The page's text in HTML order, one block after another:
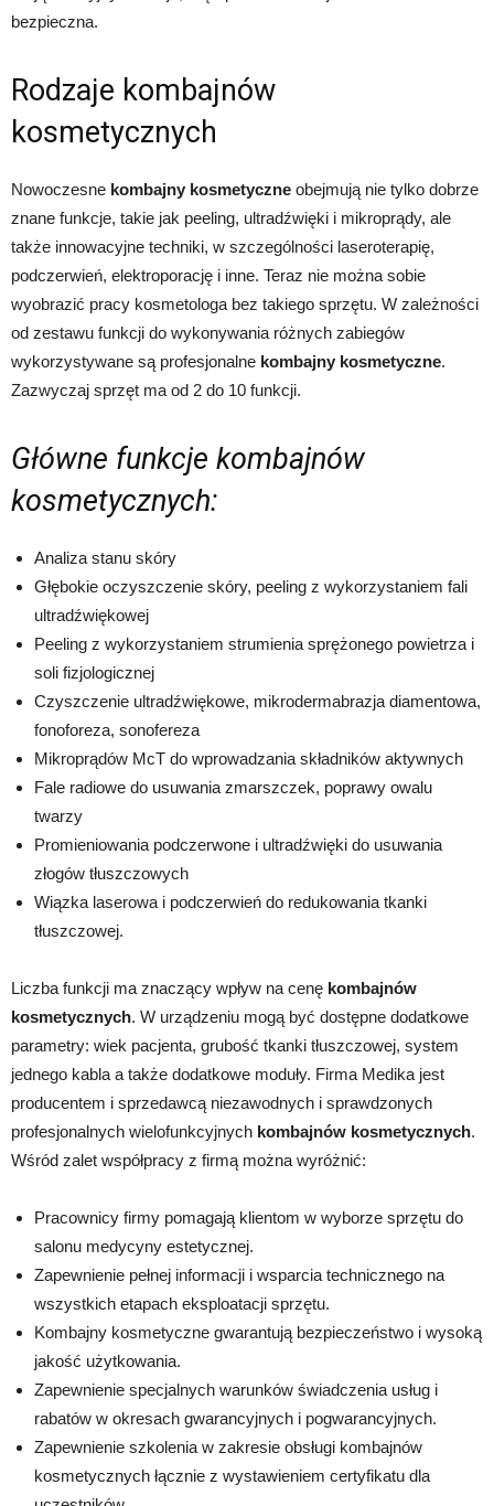
bezpieczna.
Rodzaje kombajnów
kosmetycznych
Nowoczesne kombajny kosmetyczne obejmują nie tylko dobrze
znane funkcje, takie jak peeling, ultradźwięki i mikroprądy, ale
także innowacyjne techniki, w szczególności laseroterapię,
podczerwień, elektroporację i inne. Teraz nie można sobie
wyobrazić pracy kosmetologa bez takiego sprzętu. W zależności
od zestawu funkcji do wykonywania różnych zabiegów
wykorzystywane są profesjonalne kombajny kosmetyczne.
Zazwyczaj sprzęt ma od 2 do 10 funkcji.
Główne funkcje kombajnów
kosmetycznych:
Analiza stanu skóry
Głębokie oczyszczenie skóry, peeling z wykorzystaniem fali
ultradźwiękowej
Peeling z wykorzystaniem strumienia sprężonego powietrza i
soli fizjologicznej
Czyszczenie ultradźwiękowe, mikrodermabrazja diamentowa,
fonoforeza, sonofereza
Mikroprądów McT do wprowadzania składników aktywnych
Fale radiowe do usuwania zmarszczek, poprawy owalu
twarzy
Promieniowania podczerwone i ultradźwięki do usuwania
złogów tłuszczowych
Wiązka laserowa i podczerwień do redukowania tkanki
tłuszczowej.
Liczba funkcji ma znaczący wpływ na cenę kombajnów
kosmetycznych. W urządzeniu mogą być dostępne dodatkowe
parametry: wiek pacjenta, grubość tkanki tłuszczowej, system
jednego kabla a także dodatkowe moduły. Firma Medika jest
producentem i sprzedawcą niezawodnych i sprawdzonych
profesjonalnych wielofunkcyjnych kombajnów kosmetycznych.
Wśród zalet współpracy z firmą można wyróżnić:
Pracownicy firmy pomagają klientom w wyborze sprzętu do
salonu medycyny estetycznej.
Zapewnienie pełnej informacji i wsparcia technicznego na
wszystkich etapach eksploatacji sprzętu.
Kombajny kosmetyczne gwarantują bezpieczeństwo i wysoką
jakość użytkowania.
Zapewnienie specjalnych warunków świadczenia usług i
rabatów w okresach gwarancyjnych i pogwarancyjnych.
Zapewnienie szkolenia w zakresie obsługi kombajnów
kosmetycznych łącznie z wystawieniem certyfikatu dla